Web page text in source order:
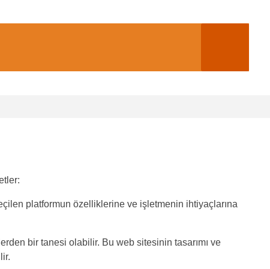
platformun özelliklerine ve işletmenin ihtiyaçlarına
bir tanesi olabilir. Bu web sitesinin tasarımı ve